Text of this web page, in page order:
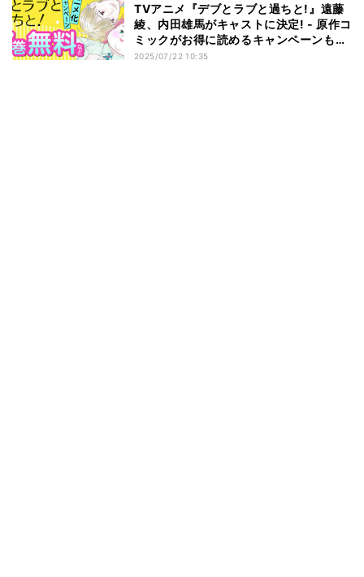
TVアニメ『デブとラブと過ちと!』遠藤
綾、内田雄馬がキャストに決定! - 原作コ
ミックがお得に読めるキャンペーンも開
催
2025/07/22 10:35